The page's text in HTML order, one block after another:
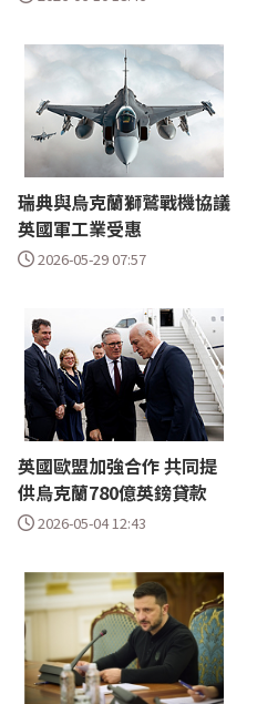
瑞典與烏克蘭獅鷲戰機協議
英國軍工業受惠
2026-05-29 07:57
英國歐盟加強合作 共同提
供烏克蘭780億英鎊貸款
2026-05-04 12:43